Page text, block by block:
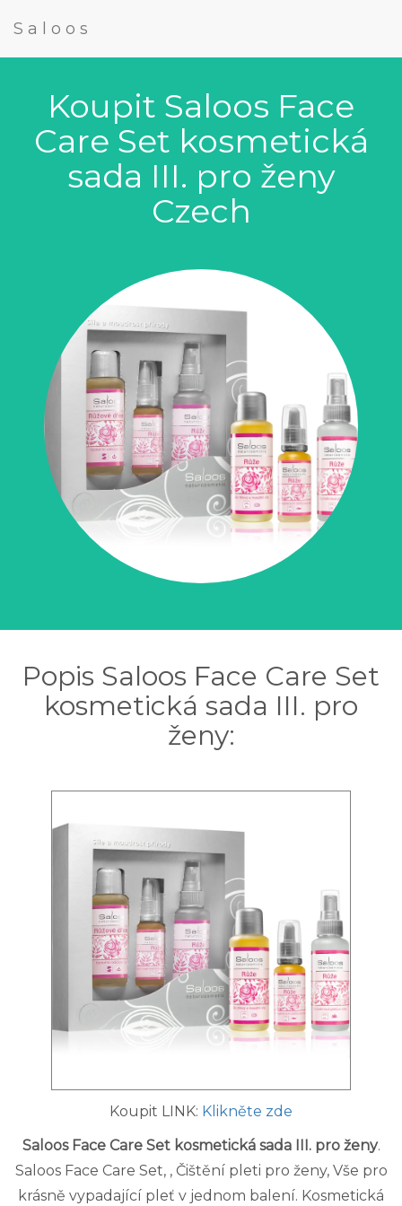
Saloos
Koupit Saloos Face
Care Set kosmetická
sada III. pro ženy
Czech
Popis Saloos Face Care Set
kosmetická sada III. pro
ženy:
Koupit LINK: Klikněte zde
Saloos Face Care Set kosmetická sada III. pro ženy.
Saloos Face Care Set, , Čištění pleti pro ženy, Vše pro
krásně vypadající pleť v jednom balení. Kosmetická